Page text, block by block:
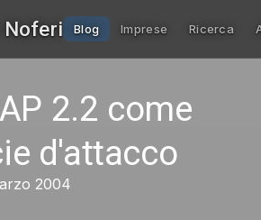
Blog Imprese Ricerca
2.2 come
d'attacco
2004